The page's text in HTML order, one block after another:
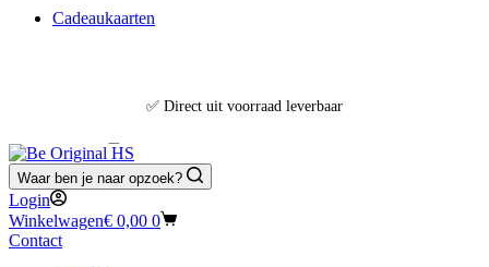
Cadeaukaarten
✅ Direct uit voorraad leverbaar
🚚 Gratis verzending vanaf €30,- (NL & BE)
Waar ben je naar opzoek?
Login
Winkelwagen€ 0,00 0
Contact